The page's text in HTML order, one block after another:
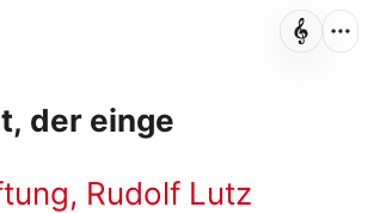
der einge
, Rudolf Lutz